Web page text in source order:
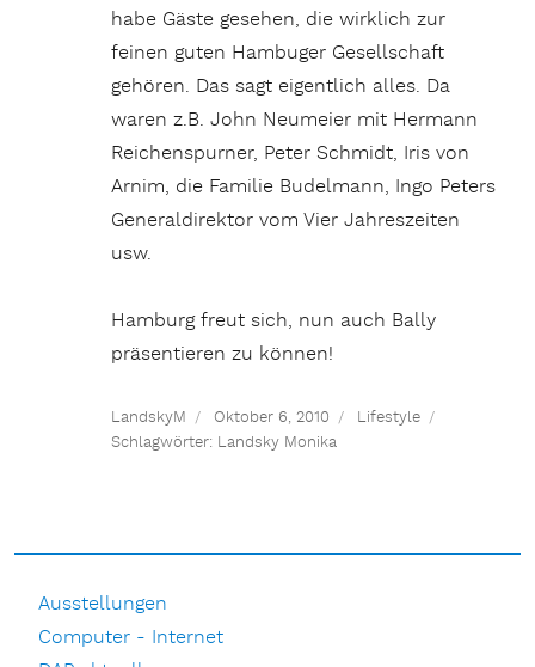
habe Gäste gesehen, die wirklich zur
feinen guten Hambuger Gesellschaft
gehören. Das sagt eigentlich alles. Da
waren z.B. John Neumeier mit Hermann
Reichenspurner, Peter Schmidt, Iris von
Arnim, die Familie Budelmann, Ingo Peters
Generaldirektor vom Vier Jahreszeiten
usw.
Hamburg freut sich, nun auch Bally
präsentieren zu können!
LandskyM Oktober 6, 2010
Lifestyle
Schlagwörter: Landsky Monika
Ausstellungen
Computer - Internet